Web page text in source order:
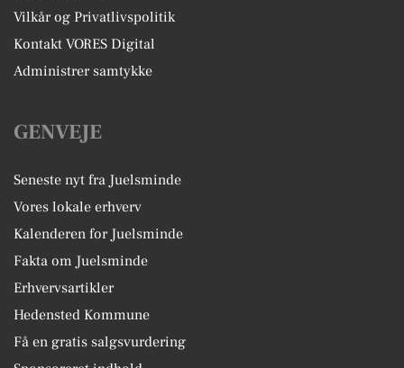
Vilkår og Privatlivspolitik
Kontakt VORES Digital
Administrer samtykke
GENVEJE
Seneste nyt fra Juelsminde
Vores lokale erhverv
Kalenderen for Juelsminde
Fakta om Juelsminde
Erhvervsartikler
Hedensted Kommune
Få en gratis salgsvurdering